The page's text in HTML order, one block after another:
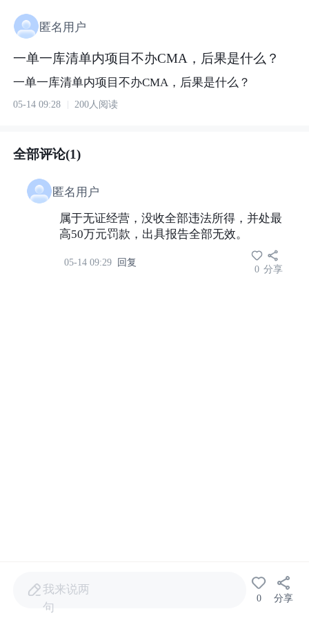
匿名用户
一单一库清单内项目不办CMA，后果是什么？
一单一库清单内项目不办CMA，后果是什么？
05-14 09:28 200人阅读
全部评论(1)
匿名用户
属于无证经营，没收全部违法所得，并处最
高50万元罚款，出具报告全部无效。
05-14 09:29 回复
0 分享
我来说两
句
0 分享